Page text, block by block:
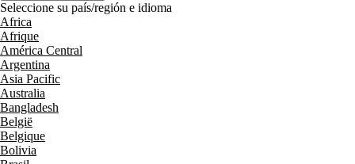
Seleccione su país/región e idioma
Africa
Afrique
América Central
Argentina
Asia Pacific
Australia
Bangladesh
België
Belgique
Bolivia